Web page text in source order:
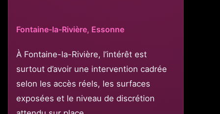
Fontaine-la-Rivière, Essonne
À Fontaine-la-Rivière, l’intérêt est
surtout d’avoir une intervention cadrée
selon les accès réels, les surfaces
exposées et le niveau de discrétion